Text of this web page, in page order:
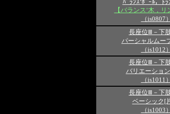
ﾊﾞﾗﾝｽ‘ﾎﾞｰﾙ，ﾄﾗ
【バランス‘木，リ
（is0807）
長座位Ⅲ－下
パーシャルムー
（is1012）
長座位Ⅲ－下
バリエーショ
（is1011）
長座位Ⅲ－下
ベーシック[
（is1003）